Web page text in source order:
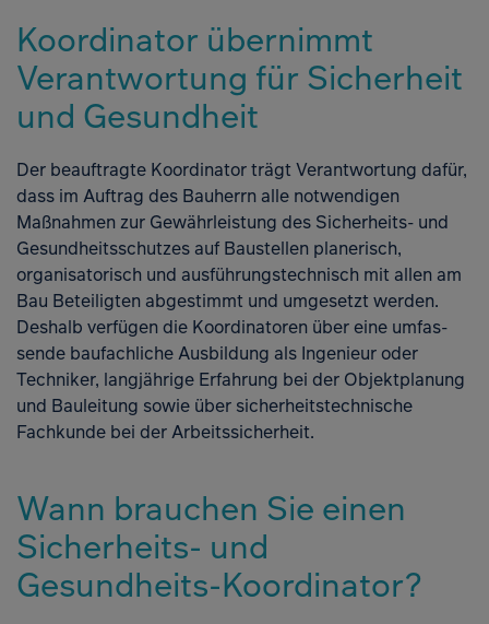
Koordinator übernimmt
Verantwortung für Sicherheit
und Gesundheit
Der beauftragte Koordinator trägt Verantwortung dafür,
dass im Auf­trag des Bauherrn alle notwendigen
Maßnahmen zur Gewährleistung des Sicherheits- und
Gesundheits­schutzes auf Baustellen planerisch,
organisatorisch und ausführungs­technisch mit allen am
Bau Betei­ligten abgestimmt und umgesetzt werden.
Deshalb verfügen die Koordinatoren über eine umfas­
sende baufachliche Ausbildung als Ingenieur oder
Techniker, langjäh­rige Erfahrung bei der Objektpla­nung
und Bauleitung sowie über si­cherheitstechnische
Fachkunde bei der Arbeitssicherheit.
Wann brauchen Sie einen
Sicherheits- und
Gesundheits-Koordinator?
Zur